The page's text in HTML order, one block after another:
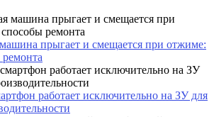
прыгает и смещается при отжиме:
работает исключительно на ЗУ для